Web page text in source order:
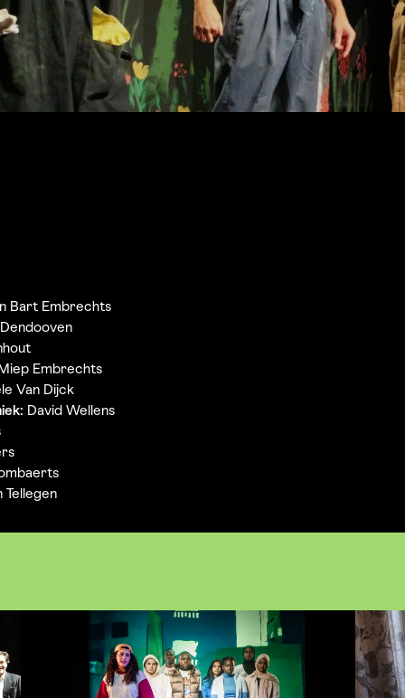
Bart Embrechts
Miep Embrechts
Van Dijck
David Wellens
Tellegen